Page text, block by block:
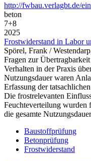
http://fwbau.verlagbt.de/
beton
7+8
2025
Frostwiderstand in Labor
Spörel, Frank /
Fragen zur
Verhalten in der Praxis
Nutzungsdauer waren
Erfassung der
Die frostrelevanten
Feuchteverteilung wurden
die gesamte
Baustoffprüfung
Betonprüfung
Frostwiderstand